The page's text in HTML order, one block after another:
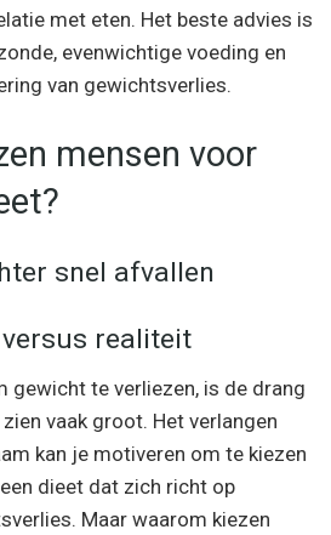
met eten. Het beste advies is
evenwichtige voeding en
van gewichtsverlies.
mensen voor
snel afvallen
realiteit
gewicht te verliezen, is de drang
vaak groot. Het verlangen
kan je motiveren om te kiezen
dieet dat zich richt op
Maar waarom kiezen